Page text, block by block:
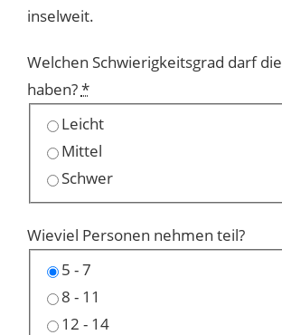
inselweit.
Welchen Schwierigkeitsgrad darf
haben?*
Leicht
Mittel
Schwer
Wieviel Personen nehmen teil?
5 - 7
8 - 11
12 - 14